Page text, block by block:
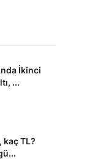
İkinci
...
kaç TL?